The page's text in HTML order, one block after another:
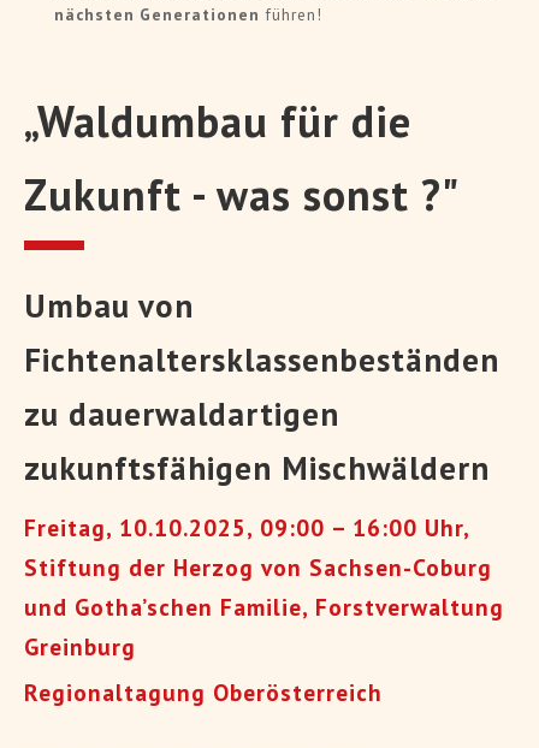
nächsten Generationen führen!
„Waldumbau für die
Zukunft - was sonst ?"
Umbau von
Fichtenaltersklassenbeständen
zu dauerwaldartigen
zukunftsfähigen Mischwäldern
Freitag, 10.10.2025, 09:00 – 16:00 Uhr,
Stiftung der Herzog von Sachsen-Coburg
und Gotha’schen Familie, Forstverwaltung
Greinburg
Regionaltagung Oberösterreich